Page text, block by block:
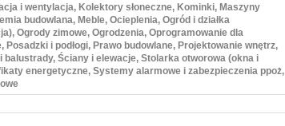
i wentylacja, Kolektory słoneczne, Kominki, Maszyny
budowlana, Meble, Ocieplenia, Ogród i działka
Ogrody zimowe, Ogrodzenia, Oprogramowanie dla
Posadzki i podłogi, Prawo budowlane, Projektowanie wnętrz,
balustrady, Ściany i elewacje, Stolarka otworowa (okna i
energetyczne, Systemy alarmowe i zabezpieczenia ppoż,